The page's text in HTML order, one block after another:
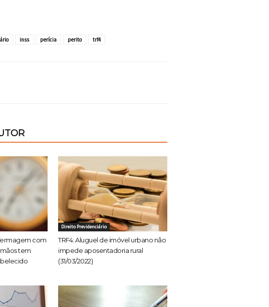
inss perícia perito trf4
com
tem
Direito Previdenciário
TRF4: Aluguel de imóvel urbano não
impede aposentadoria rural
(31/03/2022)